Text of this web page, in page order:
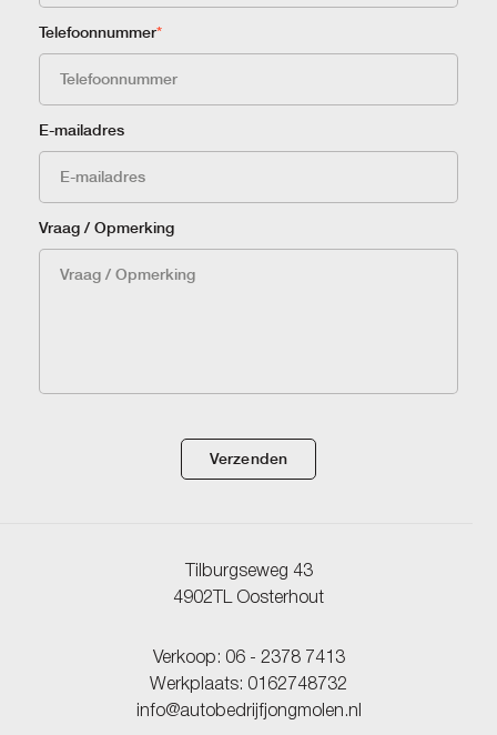
Telefoonnummer*
E-mailadres
Vraag / Opmerking
Verzenden
Tilburgseweg 43
4902TL Oosterhout
Verkoop: 06 - 2378 7413
Werkplaats: 0162748732
info@autobedrijfjongmolen.nl